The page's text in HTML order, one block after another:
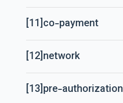
[11]co-payment
[12]network
[13]pre-authorization